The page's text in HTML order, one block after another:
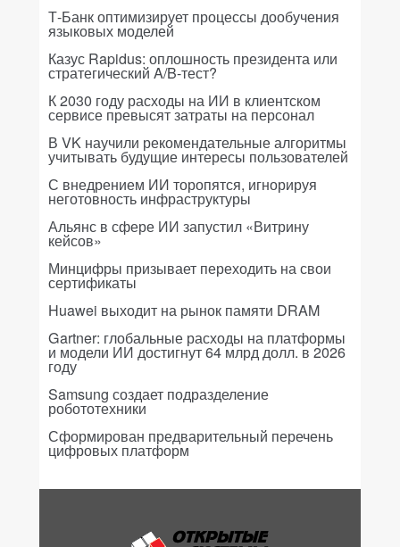
Т-Банк оптимизирует процессы дообучения
языковых моделей
Казус Rapidus: оплошность президента или
стратегический A/B-тест?
К 2030 году расходы на ИИ в клиентском
сервисе превысят затраты на персонал
В VK научили рекомендательные алгоритмы
учитывать будущие интересы пользователей
С внедрением ИИ торопятся, игнорируя
неготовность инфраструктуры
Альянс в сфере ИИ запустил «Витрину
кейсов»
Минцифры призывает переходить на свои
сертификаты
Huawei выходит на рынок памяти DRAM
Gartner: глобальные расходы на платформы
и модели ИИ достигнут 64 млрд долл. в 2026
году
Samsung создает подразделение
робототехники
Сформирован предварительный перечень
цифровых платформ